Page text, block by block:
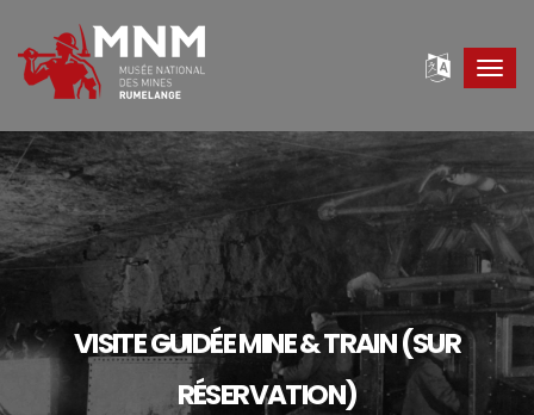
VISITE GUIDÉE MINE & TRAIN (SUR
RÉSERVATION)